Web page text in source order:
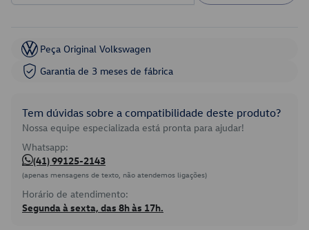
Peça Original Volkswagen
Garantia de 3 meses de fábrica
Tem dúvidas sobre a compatibilidade deste produto?
Nossa equipe especializada está pronta para ajudar!
Whatsapp:
(41) 99125-2143
(apenas mensagens de texto, não atendemos ligações)
Horário de atendimento:
Segunda à sexta, das 8h às 17h.